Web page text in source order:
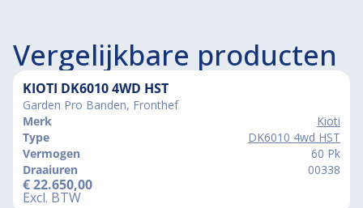
Vergelijkbare producten
KIOTI DK6010 4WD HST
Garden Pro Banden, Fronthef
Merk
Kioti
Type
DK6010 4wd HST
Vermogen
60 Pk
Draaiuren
00338
€22.650,00
Excl. BTW